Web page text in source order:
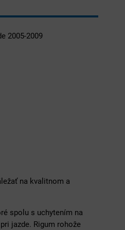
2005-2009
na kvalitnom a
spolu s uchytením na
jazde. Rigum rohože